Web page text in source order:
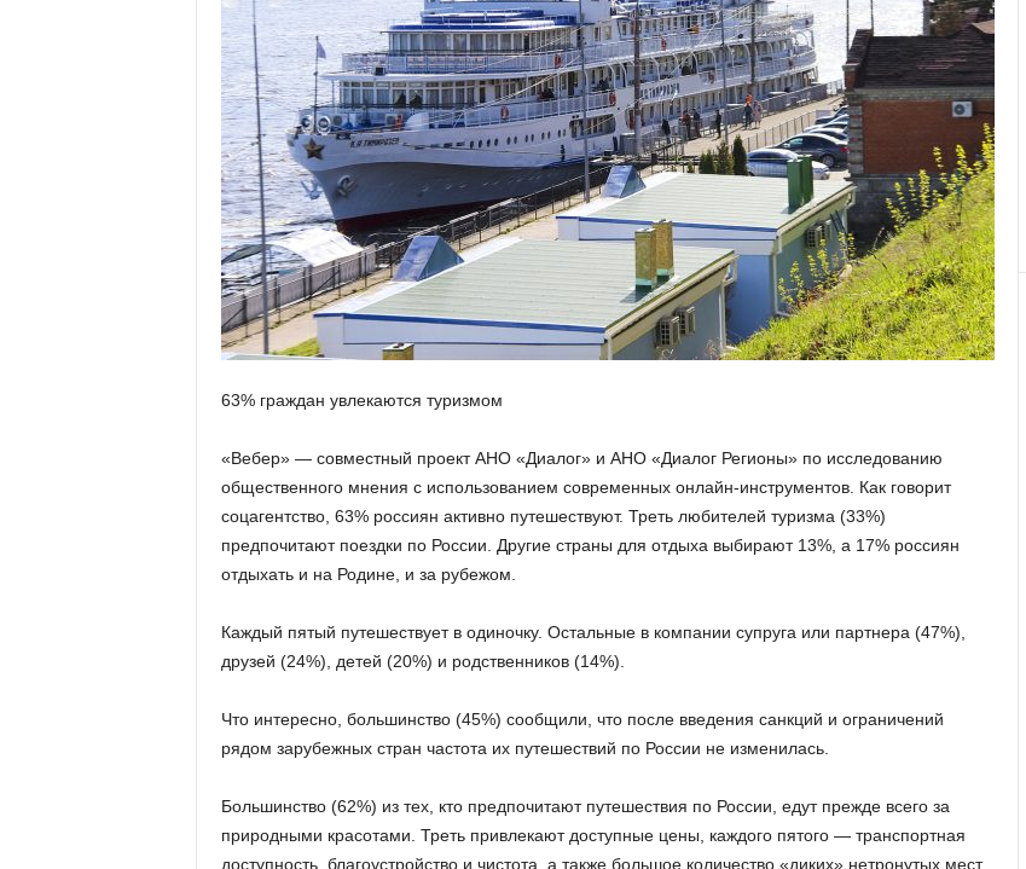
63% граждан увлекаются туризмом
«Вебер» — совместный проект АНО «Диалог» и АНО «Диалог Регионы» по исследованию
общественного мнения с использованием современных онлайн-инструментов. Как говорит
соцагентство, 63% россиян активно путешествуют. Треть любителей туризма (33%)
предпочитают поездки по России. Другие страны для отдыха выбирают 13%, а 17% россиян
отдыхать и на Родине, и за рубежом.
Каждый пятый путешествует в одиночку. Остальные в компании супруга или партнера (47%),
друзей (24%), детей (20%) и родственников (14%).
Что интересно, большинство (45%) сообщили, что после введения санкций и ограничений
рядом зарубежных стран частота их путешествий по России не изменилась.
Большинство (62%) из тех, кто предпочитают путешествия по России, едут прежде всего за
природными красотами. Треть привлекают доступные цены, каждого пятого — транспортная
доступность, благоустройство и чистота, а также большое количество «диких» нетронутых мест.